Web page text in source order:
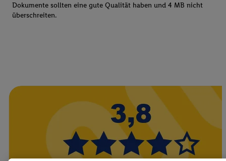
Dokumente sollten eine gute Qualität haben und 4 MB nicht
überschreiten.